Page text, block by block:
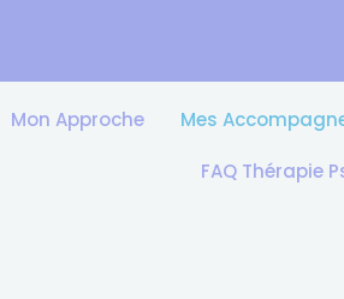
Mon Approche Mes
FAQ Thérapie